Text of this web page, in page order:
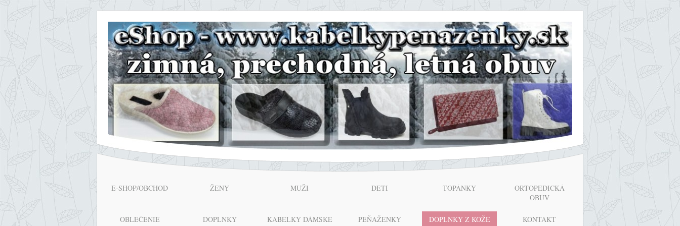
E-SHOP/OBCHOD ŽENY MUŽI DETI TOPÁNKY
ORTOPEDICKÁ
OBUV
OBLEČENIE DOPLNKY KABELKY DÁMSKE PEŇAŽENKY DOPLNKY Z KOŽE KONTAKT